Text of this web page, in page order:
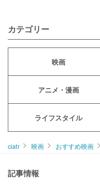
カテゴリー
映画
アニメ・漫画
ライフスタイル
ciatr 映画 おすすめ映画
記事情報